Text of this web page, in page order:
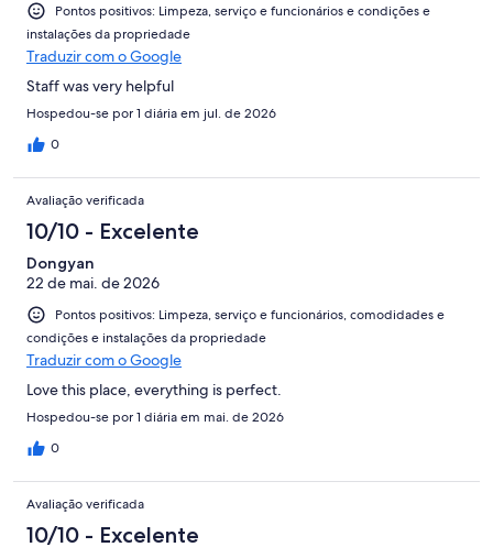
Pontos positivos: Limpeza, serviço e funcionários e condições e
instalações da propriedade
Traduzir com o Google
Staff was very helpful
Hospedou-se por 1 diária em jul. de 2026
0
Avaliação verificada
10/10 - Excelente
Dongyan
22 de mai. de 2026
Pontos positivos: Limpeza, serviço e funcionários, comodidades e
condições e instalações da propriedade
Traduzir com o Google
Love this place, everything is perfect.
Hospedou-se por 1 diária em mai. de 2026
0
Avaliação verificada
10/10 - Excelente